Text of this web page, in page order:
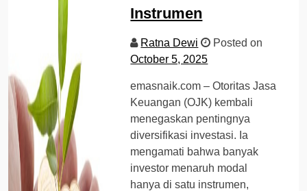
Instrumen
Ratna Dewi
Posted on
October 5, 2025
emasnaik.com – Otoritas Jasa
Keuangan (OJK) kembali
menegaskan pentingnya
diversifikasi investasi. Ia
mengamati bahwa banyak
investor menaruh modal
hanya di satu instrumen,